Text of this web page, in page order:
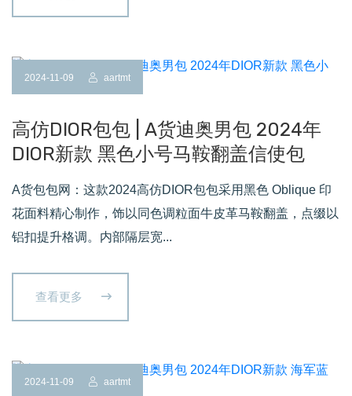
2024-11-09 aartmt
高仿DIOR包包 | A货迪奥男包 2024年
DIOR新款 黑色小号马鞍翻盖信使包
A货包包网：这款2024高仿DIOR包包采用黑色 Oblique 印
花面料精心制作，饰以同色调粒面牛皮革马鞍翻盖，点缀以
铝扣提升格调。内部隔层宽...
查看更多
2024-11-09 aartmt